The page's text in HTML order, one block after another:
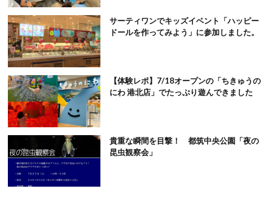
サーティワンでキッズイベント「ハッピー
ドールを作ってみよう」に参加しました。
【体験レポ】7/18オープンの「ちきゅうの
にわ 港北店」でたっぷり遊んできました
貴重な瞬間を目撃！ 都筑中央公園「夜の
昆虫観察会」